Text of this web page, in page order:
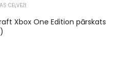
CEĻVEŽI
Xbox One Edition pārskats